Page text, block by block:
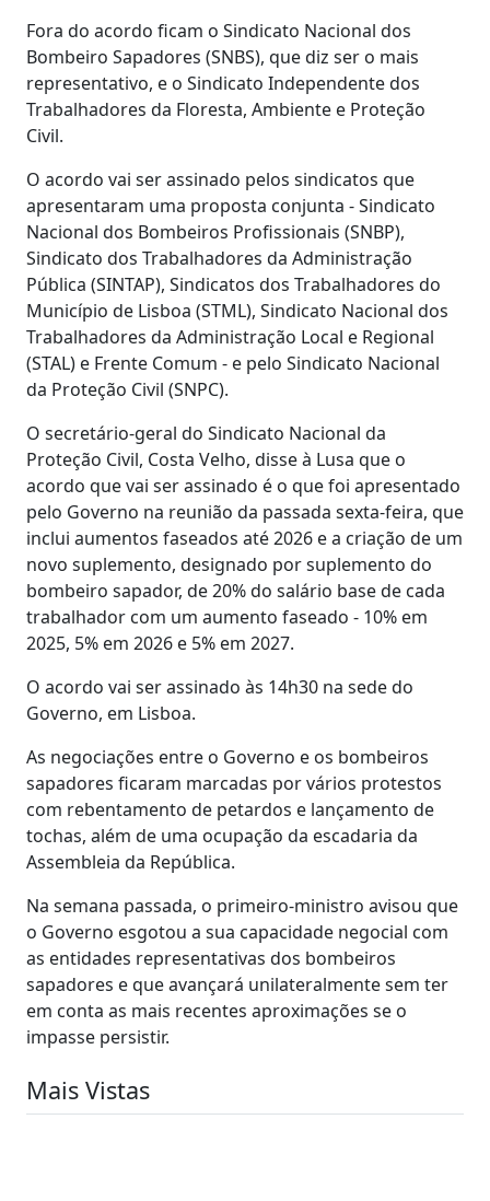
Fora do acordo ficam o Sindicato Nacional dos
Bombeiro Sapadores (SNBS), que diz ser o mais
representativo, e o Sindicato Independente dos
Trabalhadores da Floresta, Ambiente e Proteção
Civil.
O acordo vai ser assinado pelos sindicatos que
apresentaram uma proposta conjunta - Sindicato
Nacional dos Bombeiros Profissionais (SNBP),
Sindicato dos Trabalhadores da Administração
Pública (SINTAP), Sindicatos dos Trabalhadores do
Município de Lisboa (STML), Sindicato Nacional dos
Trabalhadores da Administração Local e Regional
(STAL) e Frente Comum - e pelo Sindicato Nacional
da Proteção Civil (SNPC).
O secretário-geral do Sindicato Nacional da
Proteção Civil, Costa Velho, disse à Lusa que o
acordo que vai ser assinado é o que foi apresentado
pelo Governo na reunião da passada sexta-feira, que
inclui aumentos faseados até 2026 e a criação de um
novo suplemento, designado por suplemento do
bombeiro sapador, de 20% do salário base de cada
trabalhador com um aumento faseado - 10% em
2025, 5% em 2026 e 5% em 2027.
O acordo vai ser assinado às 14h30 na sede do
Governo, em Lisboa.
As negociações entre o Governo e os bombeiros
sapadores ficaram marcadas por vários protestos
com rebentamento de petardos e lançamento de
tochas, além de uma ocupação da escadaria da
Assembleia da República.
Na semana passada, o primeiro-ministro avisou que
o Governo esgotou a sua capacidade negocial com
as entidades representativas dos bombeiros
sapadores e que avançará unilateralmente sem ter
em conta as mais recentes aproximações se o
impasse persistir.
Mais Vistas